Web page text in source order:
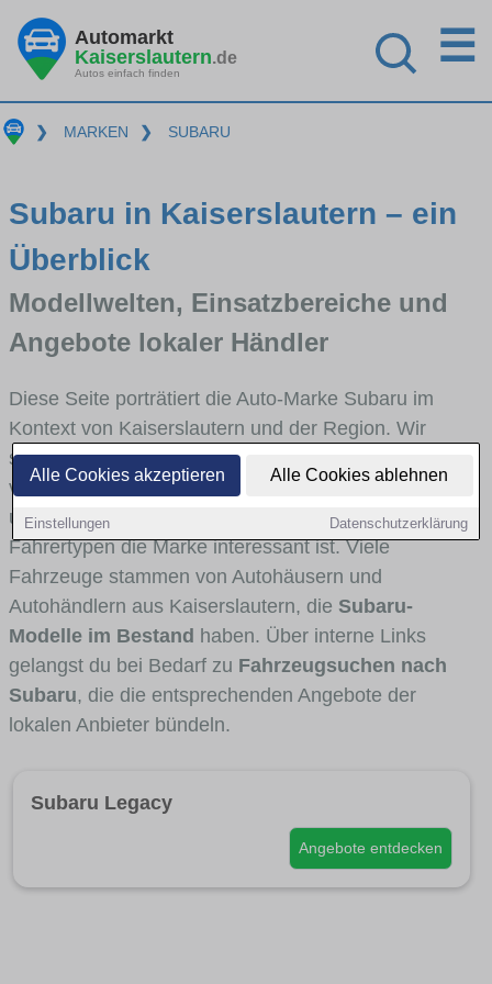
Alle Cookies akzeptieren Alle Cookies ablehnen
Einstellungen Datenschutzerklärung
Automarkt
Kaiserslautern.de
Autos einfach finden
☰
❯ MARKEN ❯ SUBARU
Subaru in Kaiserslautern – ein
Überblick
Modellwelten, Einsatzbereiche und
Angebote lokaler Händler
Diese Seite porträtiert die Auto-Marke Subaru im
Kontext von Kaiserslautern und der Region. Wir
skizzieren, in welchen Fahrzeugklassen Subaru stark
vertreten ist, welche Modellreihen häufig im Stadt-
und Umlandverkehr zu sehen sind und für welche
Fahrertypen die Marke interessant ist. Viele
Fahrzeuge stammen von Autohäusern und
Autohändlern aus Kaiserslautern, die Subaru-
Modelle im Bestand haben. Über interne Links
gelangst du bei Bedarf zu Fahrzeugsuchen nach
Subaru, die die entsprechenden Angebote der
lokalen Anbieter bündeln.
Subaru Legacy
Angebote entdecken